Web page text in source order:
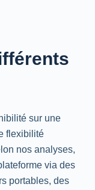
sur une
flexibilité
nos analyses,
via des
portables, des